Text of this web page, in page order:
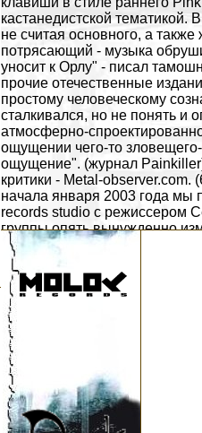
кастанедистской тематикой.
не считая основного, а
потрясающий - музыка
уносит к Орлу" - писал
прочие отечественные
простому человеческому
сталкивался, но не понять и
атмосферно-
ощущении чего-то зловещего-
ощущение". (журнал
критики - Metal-observer.com.
начала января 2003 года мы
records studio с режиссером
группы опять вынужденно
коллектив по причинам
Рафаэль. В группе также
участвовали (1992 - 1995)
Warhead. В таком составе
"Провинция-2003"
Act Of God (Пермь), Black
(Пермь), Warhead (Добрянка)
"Молот" г. Перми состоялся
с участием московских
представляли: Warhead,
года состоялся "Day Of
Miscreant (Уфа), Aborted